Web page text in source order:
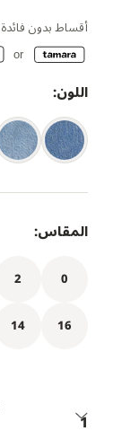
أقساط بدون فائدة
اللون:
المقاس:
0
2
16
14